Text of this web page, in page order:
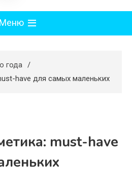
Меню
года
have для самых маленьких
must-have